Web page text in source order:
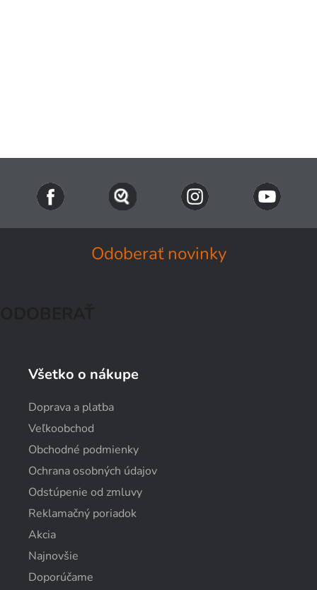
Odoberať novinky
Všetko o nákupe
Doprava a platba
Veľkoobchod
Obchodné podmienky
Ochrana osobných údajov
Odstúpenie od zmluvy
Reklamačný poriadok
Akcia
Najnovšie
Doporúčame